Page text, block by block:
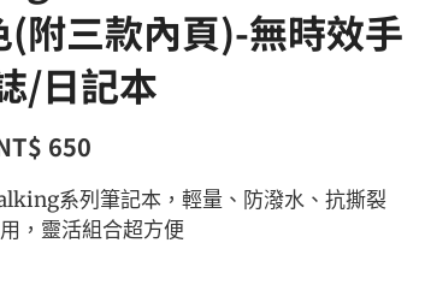
(附三款內頁)-無時效手
/日記本
650
系列筆記本，輕量、防潑水、抗撕裂
，靈活組合超方便